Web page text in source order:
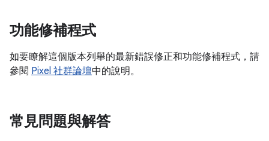
功能修補程式
如要瞭解這個版本列舉的最新錯誤修正和功能修補程式，請
參閱 Pixel 社群論壇中的說明。
常見問題與解答